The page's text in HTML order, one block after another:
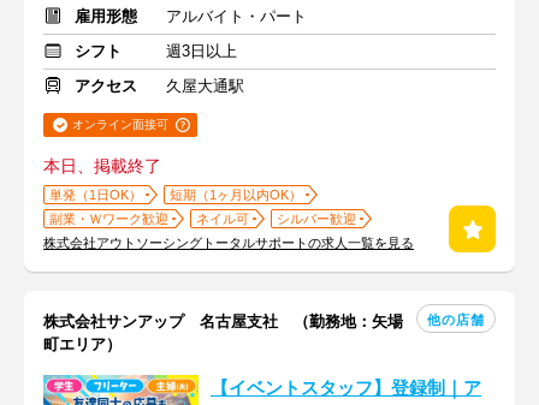
雇用形態
アルバイト・パート
シフト
週3日以上
アクセス
久屋大通駅
オンライン面接可
本日、掲載終了
単発（1日OK）
短期（1ヶ月以内OK）
副業・Ｗワーク歓迎
ネイル可
シルバー歓迎
株式会社アウトソーシングトータルサポートの求人一覧を見る
株式会社サンアップ 名古屋支社 （勤務地：矢場
町エリア）
他の店舗
【イベントスタッフ】登録制｜ア